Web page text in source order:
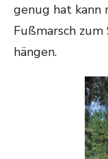
genug hat kann
Fußmarsch
hängen.